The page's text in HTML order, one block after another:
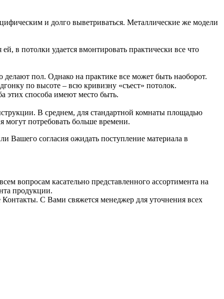
и долго выветриваться. Металлические же модели
в потолки удается вмонтировать практически все что
делают пол. Однако на практике все может быть наоборот.
по высоте – всю кривизну «съест» потолок.
этих способа имеют место быть.
В среднем, для стандартной комнаты площадью
могут потребовать больше времени.
Вашего согласия ожидать поступление материала в
вопросам касательно представленного ассортимента на
продукции.
С Вами свяжется менеджер для уточнения всех